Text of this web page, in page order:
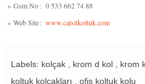
» Gsm No : 0 533 662 74 88
» Web Site: www.calsitkoltuk.com
Labels: kolçak , krom d kol , krom
koltuk kolçakları , ofis koltuk kolu